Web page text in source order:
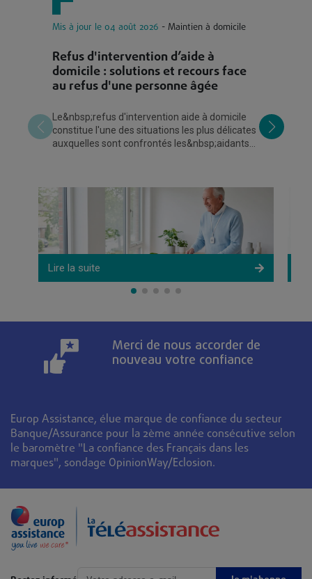
Mis à jour le 04 août 2026 - Maintien à domicile
Refus d'intervention d’aide à
domicile : solutions et recours face
au refus d'une personne âgée
Le&nbsp;refus d'intervention aide à domicile
constitue l'une des situations les plus délicates
auxquelles sont confrontés les&nbsp;aidants
Lire la suite
Merci de nous accorder de
nouveau votre confiance
Europ Assistance, élue marque de confiance du secteur
Banque/Assurance pour la 2ème année consécutive selon
le baromètre "La confiance des Français dans les
marques", sondage OpinionWay/Eclosion.